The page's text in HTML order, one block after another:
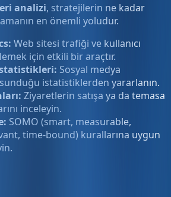
analizi, stratejilerin ne kadar
en önemli yoludur.
Web sitesi trafiği ve kullanıcı
için etkili bir araçtır.
Sosyal medya
istatistiklerden yararlanın.
Ziyaretlerin satışa ya da temasa
inceleyin.
SOMO (smart, measurable,
time-bound) kurallarına uygun